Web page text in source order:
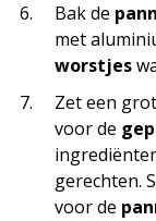
Bak de
met
worstjes
Zet een
voor de
gerechten.
voor de